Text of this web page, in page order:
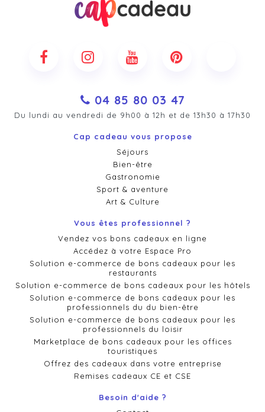
04 85 80 03 47
Du lundi au vendredi de 9h00 à 12h et de 13h30 à 17h30
Cap cadeau vous propose
Séjours
Bien-être
Gastronomie
Sport & aventure
Art & Culture
Vous êtes professionnel ?
Vendez vos bons cadeaux en ligne
Accédez à votre Espace Pro
Solution e-commerce de bons cadeaux pour les
restaurants
Solution e-commerce de bons cadeaux pour les hôtels
Solution e-commerce de bons cadeaux pour les
professionnels du du bien-être
Solution e-commerce de bons cadeaux pour les
professionnels du loisir
Marketplace de bons cadeaux pour les offices
touristiques
Offrez des cadeaux dans votre entreprise
Remises cadeaux CE et CSE
Besoin d'aide ?